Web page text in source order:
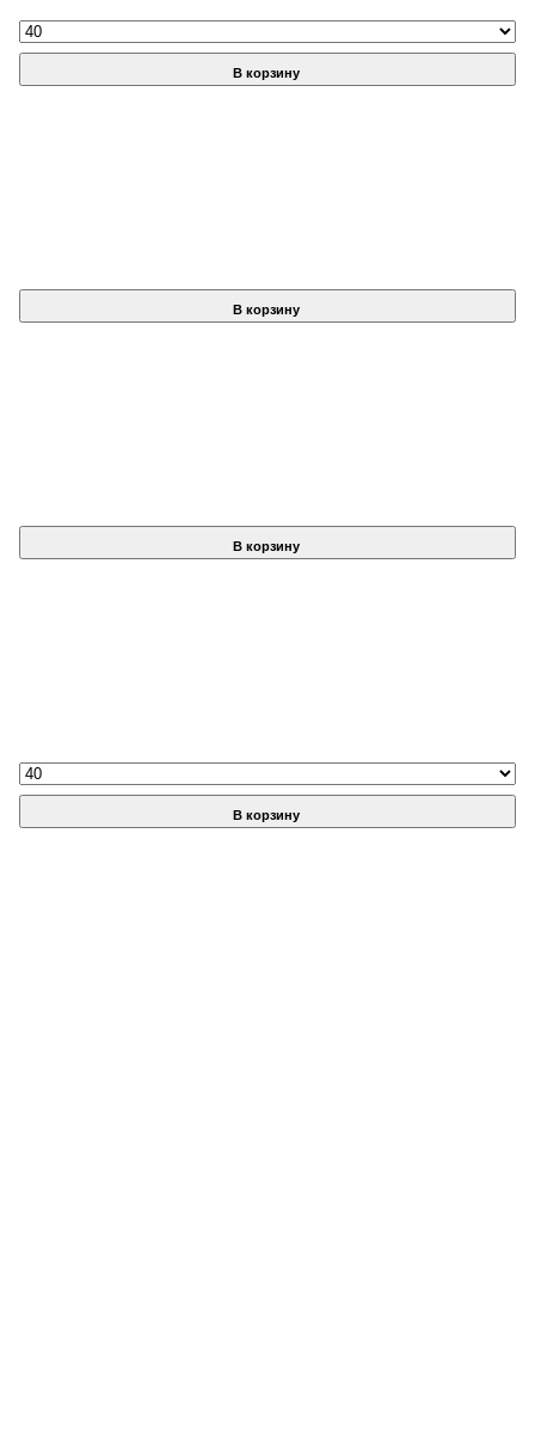
В корзину
В корзину
В корзину
В корзину